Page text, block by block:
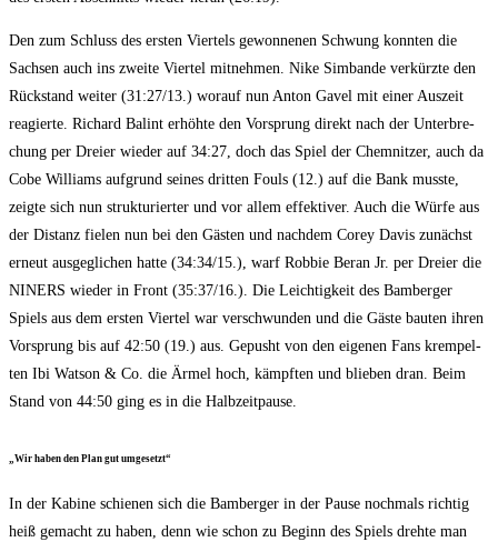
Den zum Schluss des ers­ten Vier­tels gewon­ne­nen Schwung konn­ten die
Sach­sen auch ins zwei­te Vier­tel mit­neh­men. Nike Sim­ban­de ver­kürz­te den
Rück­stand wei­ter (31:27/13.) wor­auf nun Anton Gavel mit einer Aus­zeit
reagier­te. Richard Bal­int erhöh­te den Vor­sprung direkt nach der Unter­bre­
chung per Drei­er wie­der auf 34:27, doch das Spiel der Chem­nit­zer, auch da
Cobe Wil­liams auf­grund sei­nes drit­ten Fouls (12.) auf die Bank muss­te,
zeig­te sich nun struk­tu­rier­ter und vor allem effek­ti­ver. Auch die Wür­fe aus
der Distanz fie­len nun bei den Gäs­ten und nach­dem Corey Davis zunächst
erneut aus­ge­gli­chen hat­te (34:34/15.), warf Rob­bie Beran Jr. per Drei­er die
NINERS wie­der in Front (35:37/16.). Die Leich­tig­keit des Bam­ber­ger
Spiels aus dem ers­ten Vier­tel war ver­schwun­den und die Gäs­te bau­ten ihren
Vor­sprung bis auf 42:50 (19.) aus. Gepusht von den eige­nen Fans krem­pel­
ten Ibi Wat­son & Co. die Ärmel hoch, kämpf­ten und blie­ben dran. Beim
Stand von 44:50 ging es in die Halbzeitpause.
„Wir haben den Plan gut umgesetzt“
In der Kabi­ne schie­nen sich die Bam­ber­ger in der Pau­se noch­mals rich­tig
heiß gemacht zu haben, denn wie schon zu Beginn des Spiels dreh­te man